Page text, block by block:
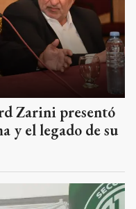
Zarini presentó
y el legado de su